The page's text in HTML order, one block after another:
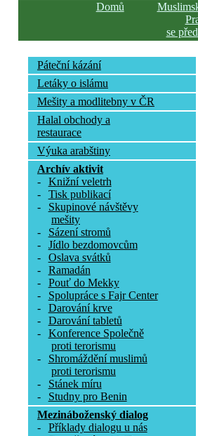
Domů
se
Páteční kázání
Letáky o islámu
Mešity a modlitebny v ČR
Halal obchody a
restaurace
Výuka arabštiny
Archív aktivit
-
Knižní veletrh
-
Tisk publikací
-
Skupinové návštěvy
mešity
-
Sázení stromů
-
Jídlo bezdomovcům
-
Oslava svátků
-
Ramadán
-
Pouť do Mekky
-
Spolupráce s Fajr Center
-
Darování krve
-
Darování tabletů
-
Konference Společně
proti terorismu
-
Shromáždění muslimů
proti terorismu
-
Stánek míru
-
Studny pro Benin
Mezináboženský dialog
-
Příklady dialogu u nás